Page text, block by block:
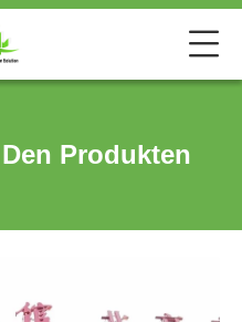
Produkten